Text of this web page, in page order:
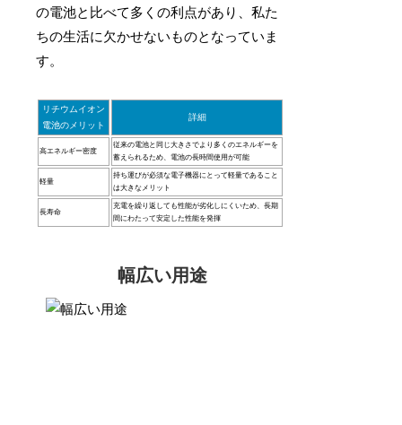
の電池と比べて多くの利点があり、私た
ちの生活に欠かせないものとなっていま
す。
リチウムイオン
電池のメリット
詳細
高エネルギー密度
従来の電池と同じ大きさでより多くのエネルギーを
蓄えられるため、電池の長時間使用が可能
軽量
持ち運びが必須な電子機器にとって軽量であること
は大きなメリット
長寿命
充電を繰り返しても性能が劣化しにくいため、長期
間にわたって安定した性能を発揮
幅広い用途